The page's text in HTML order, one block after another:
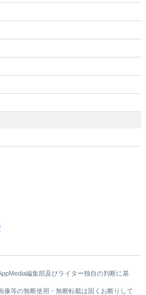
編集部及びライター独自の判断に基
等の無断使用・無断転載は固くお断りして